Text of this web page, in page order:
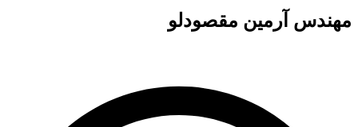
مهندس آرمين مقصودلو